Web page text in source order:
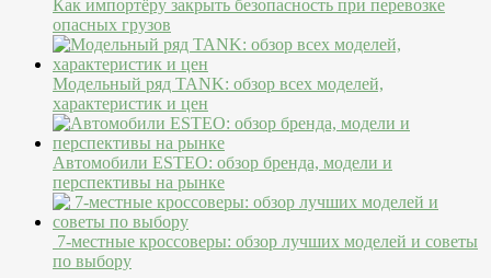
Как импортёру закрыть безопасность при перевозке
опасных грузов
Модельный ряд TANK: обзор всех моделей,
характеристик и цен
Автомобили ESTEO: обзор бренда, модели и
перспективы на рынке
7-местные кроссоверы: обзор лучших моделей и советы
по выбору